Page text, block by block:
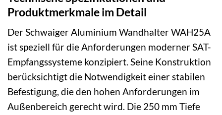
Produktmerkmale im Detail
Der Schwaiger Aluminium Wandhalter WAH25A
ist speziell für die Anforderungen moderner SAT-
Empfangssysteme konzipiert. Seine Konstruktion
berücksichtigt die Notwendigkeit einer stabilen
Befestigung, die den hohen Anforderungen im
Außenbereich gerecht wird. Die 250 mm Tiefe